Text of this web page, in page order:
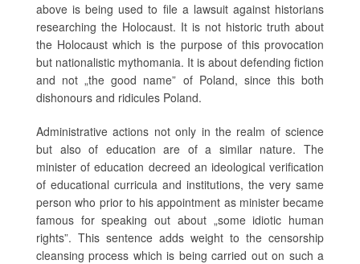
above is being used to file a lawsuit against historians
researching the Holocaust. It is not historic truth about
the Holocaust which is the purpose of this provocation
but nationalistic mythomania. It is about defending fiction
and not „the good name” of Poland, since this both
dishonours and ridicules Poland.
Administrative actions not only in the realm of science
but also of education are of a similar nature. The
minister of education decreed an ideological verification
of educational curricula and institutions, the very same
person who prior to his appointment as minister became
famous for speaking out about „some idiotic human
rights”. This sentence adds weight to the censorship
cleansing process which is being carried out on such a